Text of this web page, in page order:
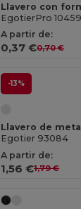
Llavero con
EgotierPro
A partir de:
0,37 €0,70 €
-13%
Llavero de metal
Egotier 93084
A partir de:
1,56 €1,79 €